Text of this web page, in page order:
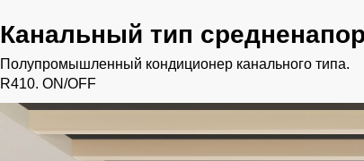
Канальный тип
Полупромышленный кондиционер канального типа.
R410. ON/OFF